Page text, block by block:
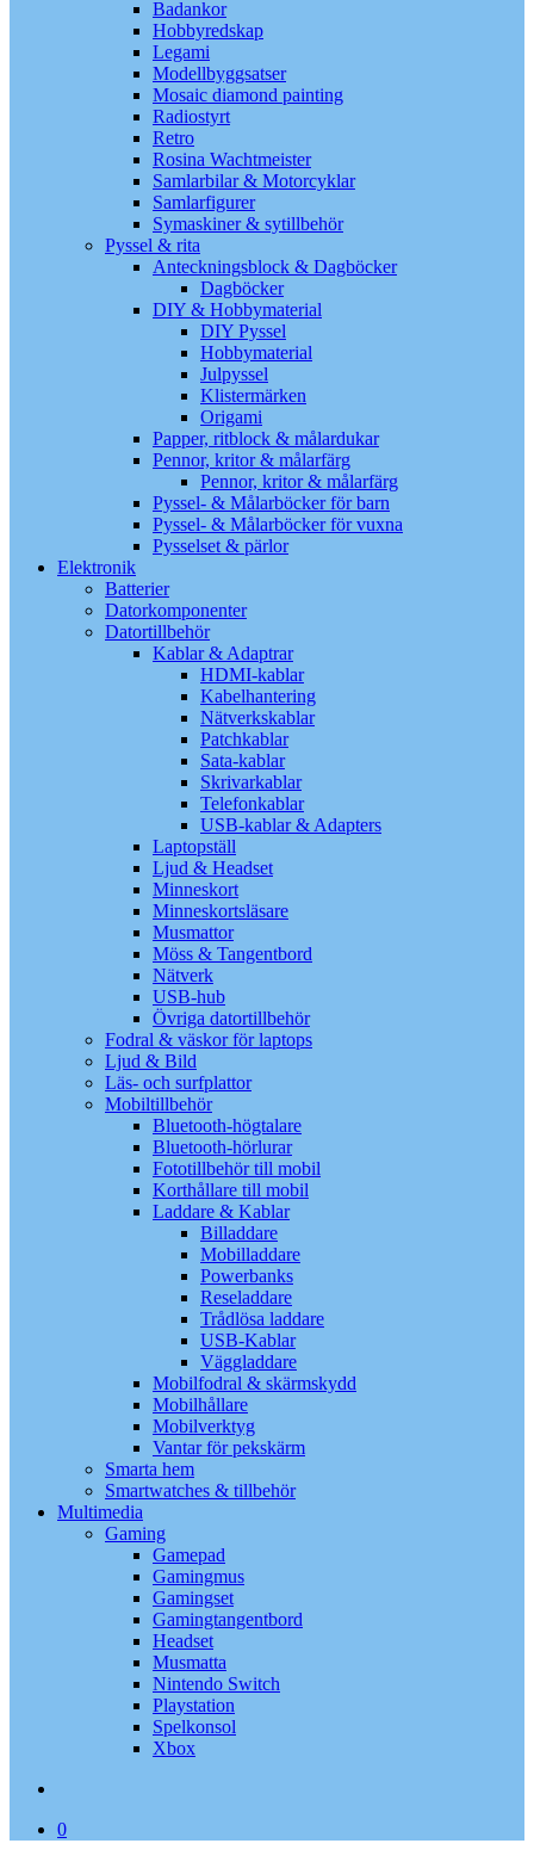
Badankor
Hobbyredskap
Legami
Modellbyggsatser
Mosaic diamond painting
Radiostyrt
Retro
Rosina Wachtmeister
Samlarbilar & Motorcyklar
Samlarfigurer
Symaskiner & sytillbehör
Pyssel & rita
Anteckningsblock & Dagböcker
Dagböcker
DIY & Hobbymaterial
DIY Pyssel
Hobbymaterial
Julpyssel
Klistermärken
Origami
Papper, ritblock & målardukar
Pennor, kritor & målarfärg
Pennor, kritor & målarfärg
Pyssel- & Målarböcker för barn
Pyssel- & Målarböcker för vuxna
Pysselset & pärlor
Elektronik
Batterier
Datorkomponenter
Datortillbehör
Kablar & Adaptrar
HDMI-kablar
Kabelhantering
Nätverkskablar
Patchkablar
Sata-kablar
Skrivarkablar
Telefonkablar
USB-kablar & Adapters
Laptopställ
Ljud & Headset
Minneskort
Minneskortsläsare
Musmattor
Möss & Tangentbord
Nätverk
USB-hub
Övriga datortillbehör
Fodral & väskor för laptops
Ljud & Bild
Läs- och surfplattor
Mobiltillbehör
Bluetooth-högtalare
Bluetooth-hörlurar
Fototillbehör till mobil
Korthållare till mobil
Laddare & Kablar
Billaddare
Mobilladdare
Powerbanks
Reseladdare
Trådlösa laddare
USB-Kablar
Väggladdare
Mobilfodral & skärmskydd
Mobilhållare
Mobilverktyg
Vantar för pekskärm
Smarta hem
Smartwatches & tillbehör
Multimedia
Gaming
Gamepad
Gamingmus
Gamingset
Gamingtangentbord
Headset
Musmatta
Nintendo Switch
Playstation
Spelkonsol
Xbox
0